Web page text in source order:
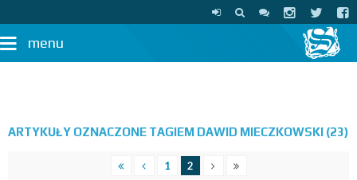
menu
ARTYKUŁY OZNACZONE TAGIEM DAWID MIECZKOWSKI (23)
1 2